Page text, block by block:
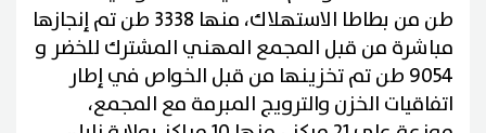
طن من بطاطا الاستهلاك، منها 3338 طن تم إنجازها
مباشرة من قبل المجمع المهني المشترك للخضر و
9054 طن تم تخزينها من قبل الخواص في إطار
اتفاقيات الخزن والترويج المبرمة مع المجمع،